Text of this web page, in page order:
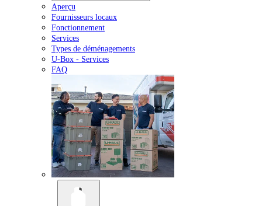
Aperçu
Fournisseurs locaux
Fonctionnement
Services
Types de déménagements
U-Box - Services
FAQ